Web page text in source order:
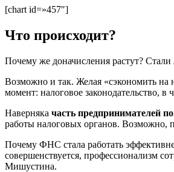
[chart id=»457″]
Что происходит?
Почему же доначисления растут?
Возможно и так. Желая «сэкономить на
момент: налоговое законодательство, в
Наверняка часть предпринимателей
работы налоговых органов. Возможно,
Почему ФНС стала работать
совершенствуется, профессионализм
Мишустина.